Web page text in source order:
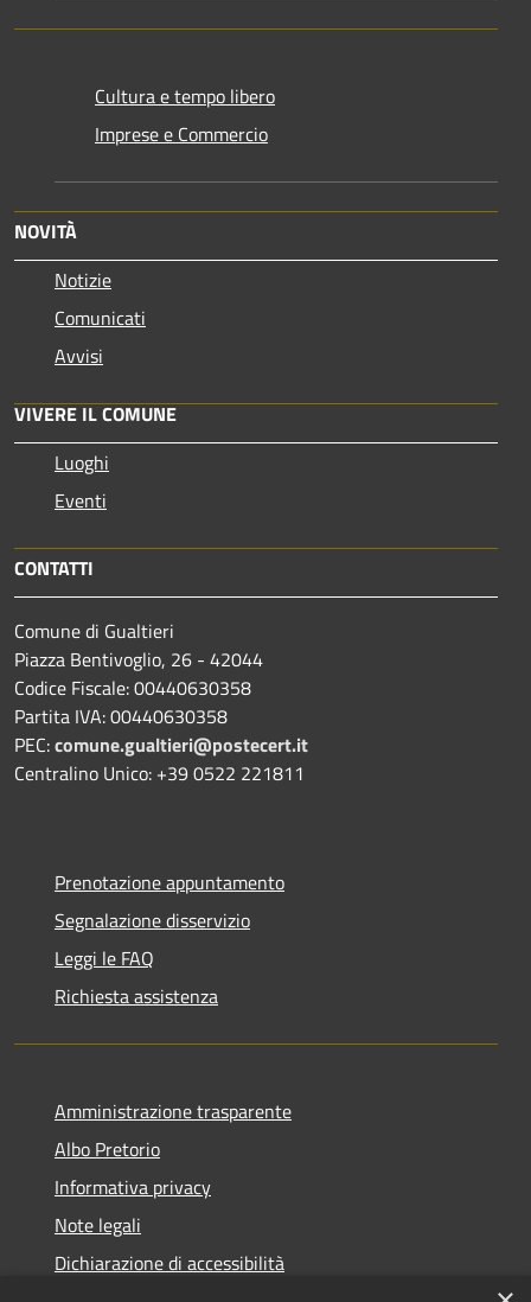
Cultura e tempo libero
Imprese e Commercio
NOVITÀ
Notizie
Comunicati
Avvisi
VIVERE IL COMUNE
Luoghi
Eventi
CONTATTI
Comune di Gualtieri
Piazza Bentivoglio, 26 - 42044
Codice Fiscale: 00440630358
Partita IVA: 00440630358
PEC:comune.gualtieri@postecert.it
Centralino Unico: +39 0522 221811
Prenotazione appuntamento
Segnalazione disservizio
Leggi le FAQ
Richiesta assistenza
Amministrazione trasparente
Albo Pretorio
Informativa privacy
Note legali
Dichiarazione di accessibilità